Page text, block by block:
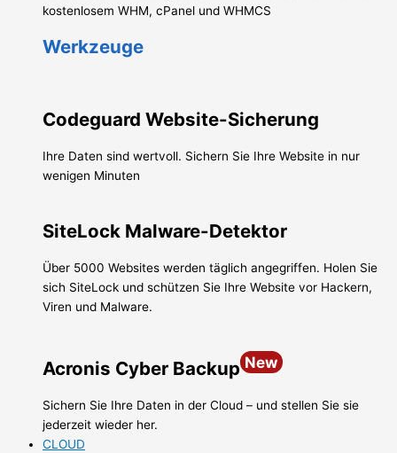
kostenlosem WHM, cPanel und WHMCS
Werkzeuge
Codeguard Website-Sicherung
Ihre Daten sind wertvoll. Sichern Sie Ihre Website in nur
wenigen Minuten
SiteLock Malware-Detektor
Über 5000 Websites werden täglich angegriffen. Holen Sie
sich SiteLock und schützen Sie Ihre Website vor Hackern,
Viren und Malware.
Acronis Cyber Backup New
Sichern Sie Ihre Daten in der Cloud – und stellen Sie sie
jederzeit wieder her.
CLOUD